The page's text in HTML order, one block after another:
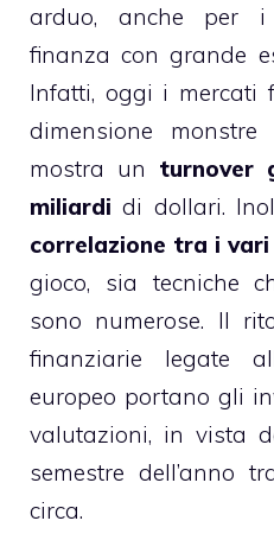
arduo, anche per i
finanza con grande
Infatti, oggi i mercati
dimensione
mostra un turnover
miliardidi dollari.
correlazione tra i
gioco, sia tecniche
sono numerose. Il
finanziarie legate
europeo portano gli
valutazioni, in vista
semestre dell’anno
circa.